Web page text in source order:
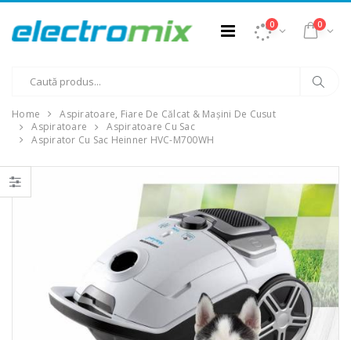
0 0
Home
Aspiratoare, Fiare De Călcat & Mașini De Cusut
Aspiratoare
Aspiratoare Cu Sac
Aspirator Cu Sac Heinner HVC-M700WH